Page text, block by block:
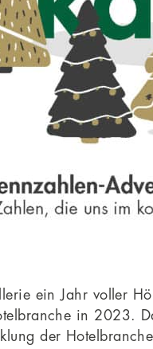
ein Jahr voller
in 2023.
der